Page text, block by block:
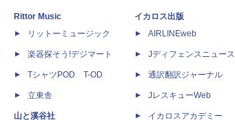
Rittor Music
リットーミュージック
楽器探そう!デジマート
TシャツPOD T-OD
立東舎
山と溪谷社
イカロス出版
AIRLINEweb
Jディフェンスニュース
通訳翻訳ジャーナル
JレスキューWeb
イカロスアカデミー